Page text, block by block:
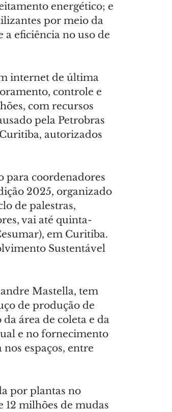
energético; e
por meio da
a eficiência no uso de
internet de última
controle e
com recursos
pela Petrobras
autorizados
para coordenadores
2025, organizado
de palestras,
vai até quinta-
em Curitiba.
Sustentável
Mastella, tem
de produção de
área de coleta e da
e no fornecimento
espaços, entre
por plantas no
12 milhões de mudas